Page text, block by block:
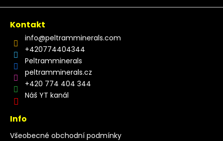
Kontakt
info@peltramminerals.com
+420774404344
Peltramminerals
peltramminerals.cz
+420 774 404 344
Náš YT kanál
Info
Všeobecné obchodní podmínky